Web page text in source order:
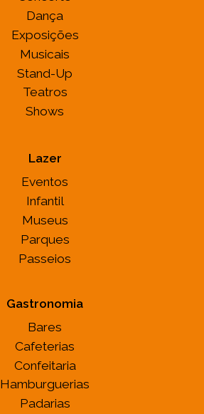
Dança
Exposições
Musicais
Stand-Up
Teatros
Shows
Lazer
Eventos
Infantil
Museus
Parques
Passeios
Gastronomia
Bares
Cafeterias
Confeitaria
Hamburguerias
Padarias